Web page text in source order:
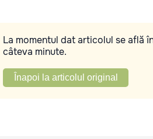
La momentul dat articolul se află
câteva minute.
Înapoi la articolul original